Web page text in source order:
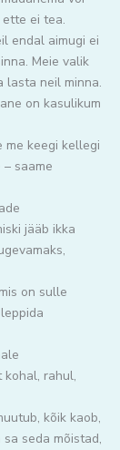
ei tea.
endal aimugi ei
Meie valik
lasta neil minna.
on kasulikum
me keegi kellegi
saame
jääb ikka
on sulle
rahul,
kõik kaob,
seda mõistad,